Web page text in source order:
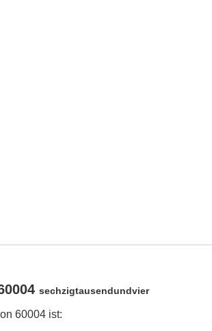
sechzigtausendundvier
60004 ist: